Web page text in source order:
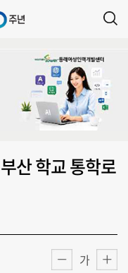
산 학교 통학로
가